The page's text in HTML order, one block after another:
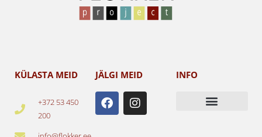
KÜLASTA MEID
+372 53 450
200
JÄLGI MEID
F
a
c
I
n
s
INFO